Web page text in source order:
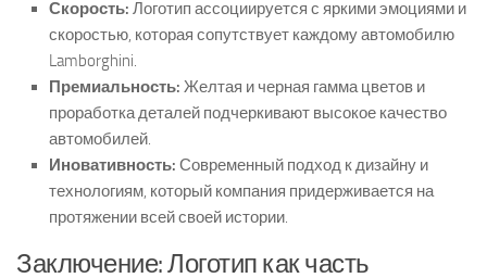
Скорость: Логотип ассоциируется с яркими эмоциями и
скоростью, которая сопутствует каждому автомобилю
Lamborghini.
Премиальность: Желтая и черная гамма цветов и
проработка деталей подчеркивают высокое качество
автомобилей.
Иновативность: Современный подход к дизайну и
технологиям, который компания придерживается на
протяжении всей своей истории.
Заключение: Логотип как часть